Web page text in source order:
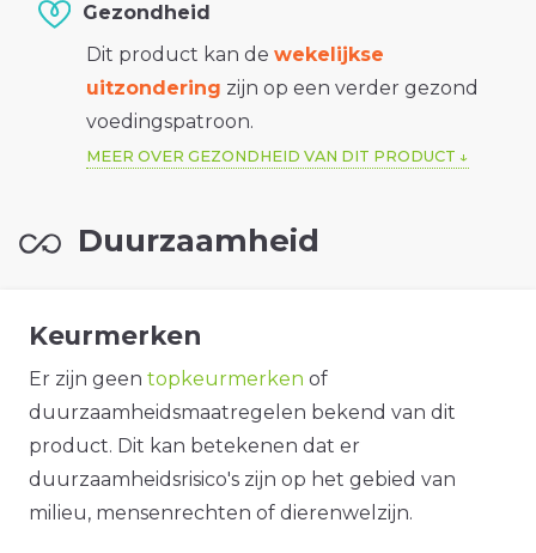
Gezondheid
Dit product kan de wekelijkse
uitzondering zijn op een verder gezond
voedingspatroon.
MEER OVER GEZONDHEID VAN DIT PRODUCT
Duurzaamheid
Keurmerken
Er zijn geen topkeurmerken of
duurzaamheidsmaatregelen bekend van dit
product. Dit kan betekenen dat er
duurzaamheidsrisico's zijn op het gebied van
milieu, mensenrechten of dierenwelzijn.